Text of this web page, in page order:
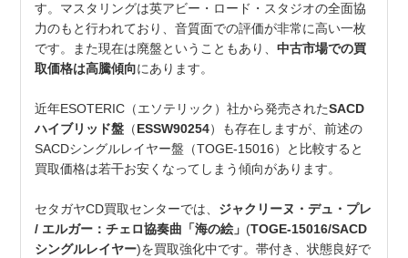
す。マスタリングは英アビー・ロード・スタジオの全面協
力のもと行われており、音質面での評価が非常に高い一枚
です。また現在は廃盤ということもあり、中古市場での買
取価格は高騰傾向にあります。
近年ESOTERIC（エソテリック）社から発売されたSACD
ハイブリッド盤 （ESSW90254）も存在しますが、前述の
SACDシングルレイヤー盤（TOGE-15016）と比較すると
買取価格は若干お安くなってしまう傾向があります。
セタガヤCD買取センターでは、 ジャクリーヌ・デュ・プレ
/ エルガー：チェロ協奏曲「海の絵」 (TOGE-15016/SACD
シングルレイヤー)を買取強化中です。帯付き、状態良好で